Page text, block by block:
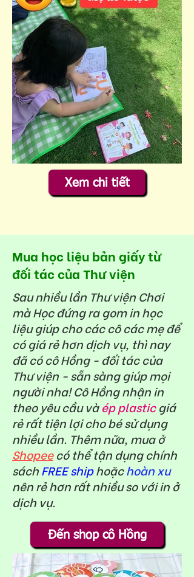
Xem chi tiết
Mua học liệu bản giấy từ
đối tác của Thư viện
Sau nhiều lần Thư viện Chơi
mà Học đứng ra gom in học
liệu giúp cho các cô các mẹ để
có giá rẻ hơn dịch vụ, thì nay
đã có cô Hồng - đối tác của
Thư viện - sẵn sàng giúp mọi
người nha! Cô Hồng nhận in
theo yêu cầu vàép plasticgiá
rẻ rất tiện lợi cho bé sử dụng
nhiều lần. Thêm nữa, mua ở
Shopeecó thể tận dụng chính
sáchFREE shiphoặchoàn xu
nên rẻ hơn rất nhiều so với in ở
dịch vụ.
Đến shop cô Hồng